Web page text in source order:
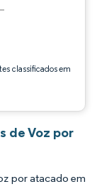
classificados em
de Voz por
por atacado em